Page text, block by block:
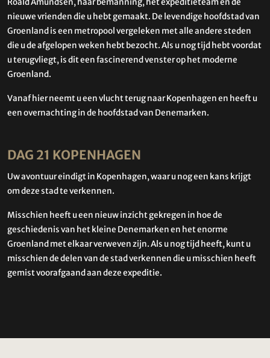
nieuwe vrienden die u hebt gemaakt. De levendige hoofdstad van
Groenland is een metropool vergeleken met alle andere steden
die u de afgelopen weken hebt bezocht. Als u nog tijd hebt voordat
u terugvliegt, is dit een fascinerend venster op het moderne
Groenland.
Vanaf hier neemt u een vlucht terug naar Kopenhagen en heeft u
een overnachting in de hoofdstad van Denemarken.
DAG 21 KOPENHAGEN
Uw avontuur eindigt in Kopenhagen, waar u nog een kans krijgt
om deze stad te verkennen.
Misschien heeft u een nieuw inzicht gekregen in hoe de
geschiedenis van het kleine Denemarken en het enorme
Groenland met elkaar verweven zijn. Als u nog tijd heeft, kunt u
misschien de delen van de stad verkennen die u misschien heeft
gemist voorafgaand aan deze expeditie.